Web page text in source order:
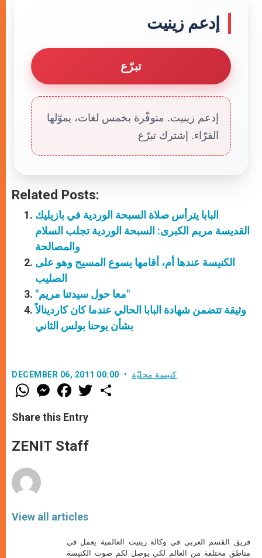
إدعم زينيت
تبرّع
إدعم زينيت. متوفّرة بخمس لغات، يموّلها
القرّاء. إشترك تبرّع
Related Posts:
البابا يترأس صلاة السبحة الوردية في بازيليك
القديسة مريم الكبرى: السبحة الوردية تجلب السلام
والمصالحة
الكنيسة عندها أم، أقامها يسوع المسيح وهو على
الصليب
"معا حول سيدتنا مريم"
وثيقة تتضمن شهادة البابا الحالي عندما كان كاردينالاً
بشأن يوحنا بولس الثاني
DECEMBER 06, 2011 00:00 كنيسة محليّة
W
h
t
s
p
p
M
e
s
e
g
e
F
a
e
b
o
k
w
Share this Entry
ZENIT Staff
View all articles
فريق القسم العربي في وكالة زينيت العالمية يعمل في
مناطق مختلفة من العالم لكي يوصل لكم صوت الكنيسة